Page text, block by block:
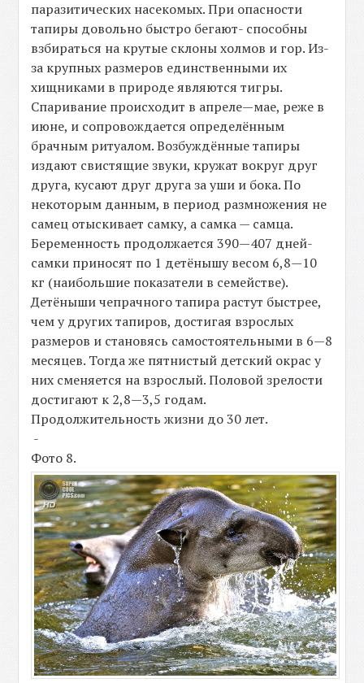
паразитических насекомых. При опасности
тапиры довольно быстро бегают- способны
взбираться на крутые склоны холмов и гор. Из-
за крупных размеров единственными их
хищниками в природе являются тигры.
Спаривание происходит в апреле—мае, реже в
июне, и сопровождается определённым
брачным ритуалом. Возбуждённые тапиры
издают свистящие звуки, кружат вокруг друг
друга, кусают друг друга за уши и бока. По
некоторым данным, в период размножения не
самец отыскивает самку, а самка — самца.
Беременность продолжается 390—407 дней-
самки приносят по 1 детёнышу весом 6,8—10
кг (наибольшие показатели в семействе).
Детёныши чепрачного тапира растут быстрее,
чем у других тапиров, достигая взрослых
размеров и становясь самостоятельными в 6—8
месяцев. Тогда же пятнистый детский окрас у
них сменяется на взрослый. Половой зрелости
достигают к 2,8—3,5 годам.
Продолжительность жизни до 30 лет.
-
Фото 8.